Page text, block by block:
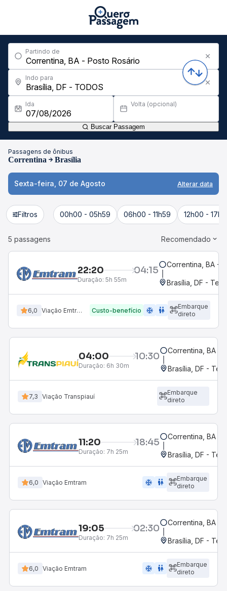
Partindo de
Indo para
Ida Volta (opcional)
Buscar Passagem
Passagens de ônibus
Correntina Brasília
Sexta-feira, 07 de Agosto Alterar data
Filtros 00h00 - 05h59 06h00 - 11h59 12h00 -
5 passagens Recomendado
22:20 04:15
Duração: 5h 55m
Correntina, BA -
Brasília, DF -
6,0 Viação Emtram Custo-benefício ac_unit wc
Embarque
direto
04:00 10:30
Duração: 6h 30m
Correntina, BA -
Brasília, DF -
7,3 Viação Transpiauí
Embarque
direto
11:20 18:45
Duração: 7h 25m
Correntina, BA -
Brasília, DF -
6,0 Viação Emtram ac_unit wc
Embarque
direto
19:05 02:30
Duração: 7h 25m
Correntina, BA -
Brasília, DF -
6,0 Viação Emtram ac_unit wc
Embarque
direto